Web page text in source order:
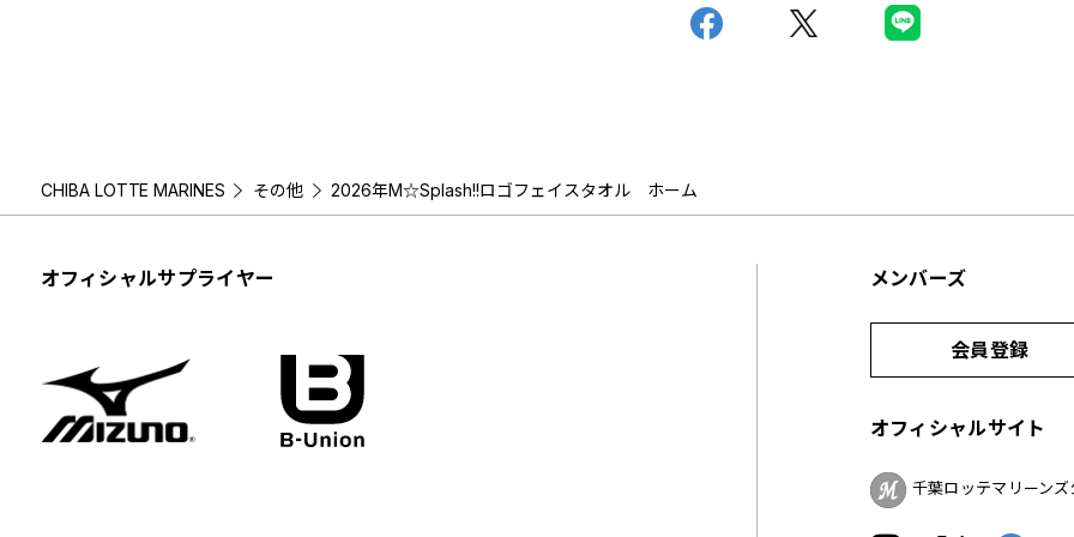
CHIBA LOTTE MARINES その他 2026年M☆Splash!!ロゴフェイスタオル ホーム
オフィシャルサプライヤー メンバーズ
会員登録
オフィシャルサイト
千葉ロッテマリーンズ